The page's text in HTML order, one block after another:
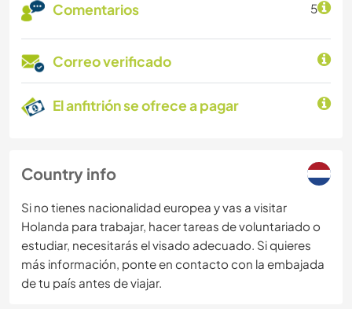
Comentarios 5
Correo verificado
El anfitrión se ofrece a pagar
Country info
Si no tienes nacionalidad europea y vas a visitar
Holanda para trabajar, hacer tareas de voluntariado o
estudiar, necesitarás el visado adecuado. Si quieres
más información, ponte en contacto con la embajada
de tu país antes de viajar.